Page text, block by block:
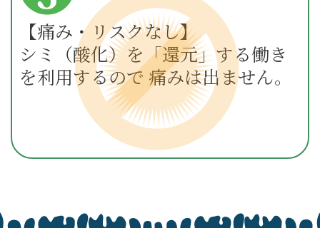
【痛み・リスクなし】
シミ（酸化）を「還元」する働き
を利用するので 痛みは出ません。